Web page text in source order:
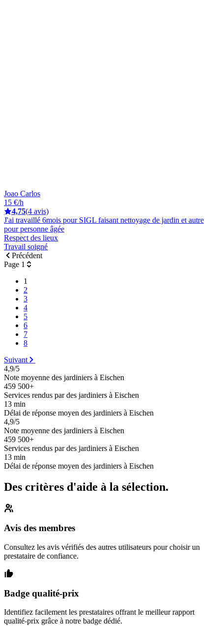
Joao Carlos
15 €/h
4,75(4 avis)
J'ai travaillé 6mois pour SIGL faisant nettoyage de jardin et autre
pour personne âgée
Respect des lieux
Travail soigné
Précédent
Page 1
1
2
3
4
5
6
7
8
Suivant
4,9/5
Note moyenne des jardiniers à Eischen
459 500+
Services rendus par des jardiniers à Eischen
13 min
Délai de réponse moyen des jardiniers à Eischen
4,9/5
Note moyenne des jardiniers à Eischen
459 500+
Services rendus par des jardiniers à Eischen
13 min
Délai de réponse moyen des jardiniers à Eischen
Des critères d'aide à la sélection.
Avis des membres
Consultez les avis vérifiés des autres utilisateurs pour choisir un
prestataire de confiance.
Badge qualité-prix
Identifiez facilement les prestataires offrant le meilleur rapport
qualité-prix grâce à notre badge dédié.